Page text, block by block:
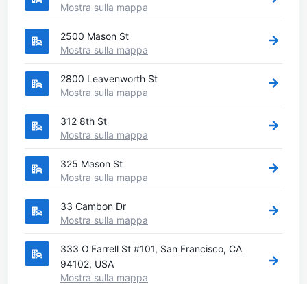
Mostra sulla mappa
2500 Mason St
Mostra sulla mappa
2800 Leavenworth St
Mostra sulla mappa
312 8th St
Mostra sulla mappa
325 Mason St
Mostra sulla mappa
33 Cambon Dr
Mostra sulla mappa
333 O'Farrell St #101, San Francisco, CA
94102, USA
Mostra sulla mappa